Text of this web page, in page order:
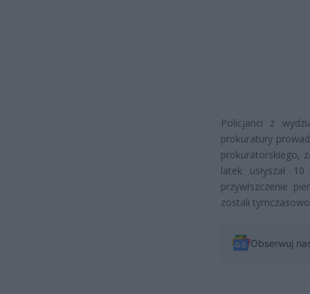
Policjanci z
prokuratury
prokuratorskiego,
latek usłyszał
przywłszczenie
zostali
Obserwuj